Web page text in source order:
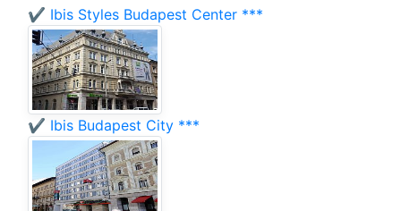
✔️ Ibis Styles Budapest Center ***
✔️ Ibis Budapest City ***